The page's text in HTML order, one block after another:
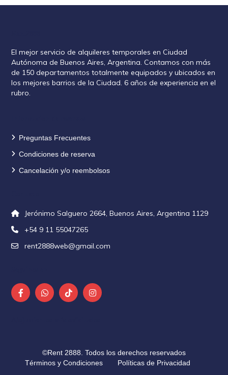
El mejor servicio de alquileres temporales en Ciudad
Autónoma de Buenos Aires, Argentina. Contamos con más
de 150 departamentos totalmente equipados y ubicados en
los mejores barrios de la Ciudad. 6 años de experiencia en el
rubro.
Preguntas Frecuentes
Condiciones de reserva
Cancelación y/o reembolsos
Jerónimo Salguero 2664, Buenos Aires, Argentina 1129
+54 9 11 55047265
rent2888web@gmail.com
©Rent 2888. Todos los derechos reservados
Términos y Condiciones
Políticas de Privacidad